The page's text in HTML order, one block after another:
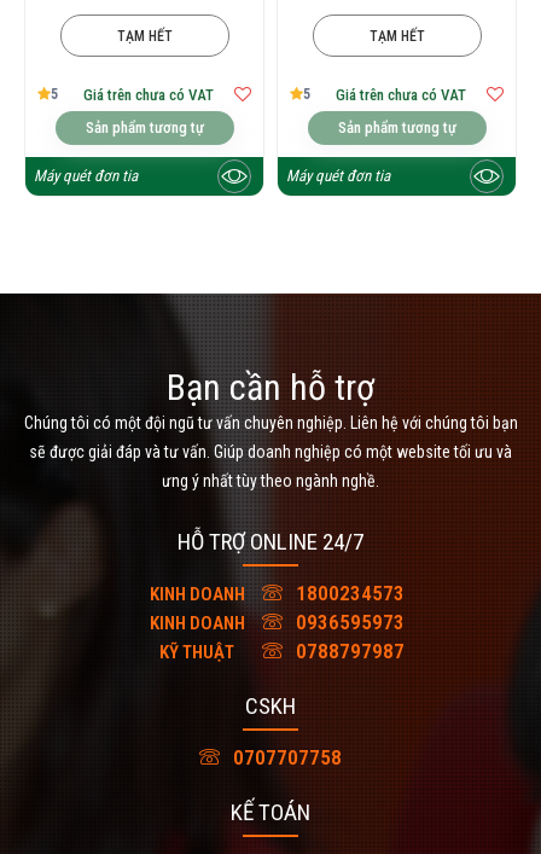
TẠM HẾT
5
Giá trên chưa có VAT
Sản phẩm tương tự
Máy quét đơn tia
TẠM HẾT
5
Giá trên chưa có VAT
Sản phẩm tương tự
Máy quét đơn tia
Bạn cần hỗ trợ
Chúng tôi có một đội ngũ tư vấn chuyên nghiệp. Liên hệ với chúng tôi bạn
sẽ được giải đáp và tư vấn. Giúp doanh nghiệp có một website tối ưu và
ưng ý nhất tùy theo ngành nghề.
HỖ TRỢ ONLINE 24/7
KINH DOANH 1800234573
KINH DOANH 0936595973
KỸ THUẬT 0788797987
CSKH
0707707758
KẾ TOÁN